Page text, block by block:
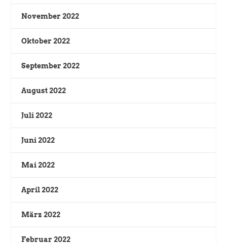
November 2022
Oktober 2022
September 2022
August 2022
Juli 2022
Juni 2022
Mai 2022
April 2022
März 2022
Februar 2022